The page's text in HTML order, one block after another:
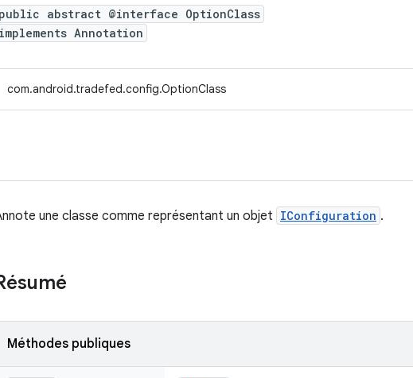
public abstract @interface OptionClass
implements Annotation
com.android.tradefed.config.OptionClass
une classe comme représentant un objet IConfiguration .
Méthodes publiques